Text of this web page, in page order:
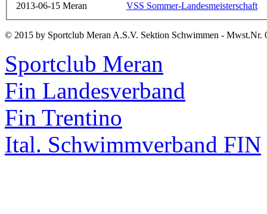
2013-06-15 Meran VSS Sommer-Landesmeisterschaft
© 2015 by Sportclub Meran A.S.V. Sektion Schwimmen - Mwst.Nr.
Sportclub Meran
Fin Landesverband
Fin Trentino
Ital. Schwimmverband FIN